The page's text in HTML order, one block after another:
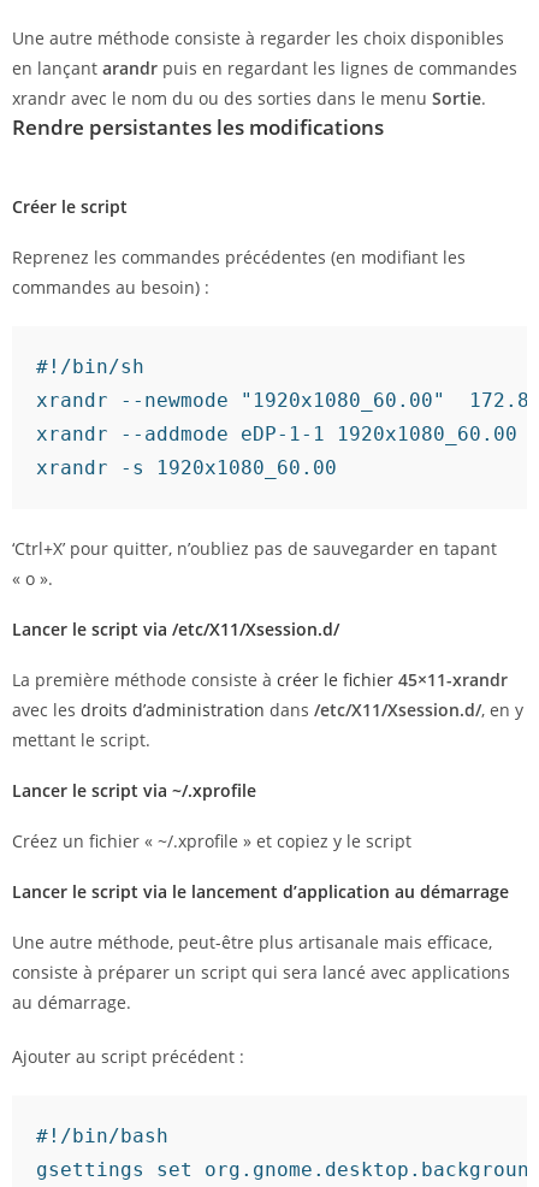
Une autre méthode consiste à regarder les choix disponibles
en lançant arandr puis en regardant les lignes de commandes
xrandr avec le nom du ou des sorties dans le menu Sortie.
Rendre persistantes les modifications
Créer le script
Reprenez les commandes précédentes (en modifiant les
commandes au besoin) :
#!/bin/sh
xrandr
--newmode "1920x1080_60.00"
xrandr
--addmode eDP- 1- 1 1920x1080_60.00
xrandr
-s 1920x1080_60.00
‘Ctrl+X’ pour quitter, n’oubliez pas de sauvegarder en tapant
« o ».
Lancer le script via /etc/X11/Xsession.d/
La première méthode consiste à créer le fichier 45×11-xrandr
avec les droits d’administration dans /etc/X11/Xsession.d/, en y
mettant le script.
Lancer le script via ~/.xprofile
Créez un fichier « ~/.xprofile » et copiez y le script
Lancer le script via le lancement d’application au démarrage
Une autre méthode, peut-être plus artisanale mais efficace,
consiste à préparer un script qui sera lancé avec applications
au démarrage.
Ajouter au script précédent :
#!/bin/bash
gsettings set